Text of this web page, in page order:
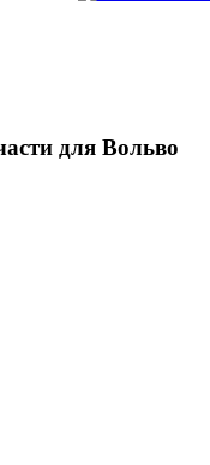
для Вольво